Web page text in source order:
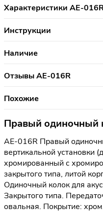
Характеристики AE-
Инструкции
Наличие
Отзывы AE-016R
Похожие
Правый одиночный
AE-016R Правый
вертикальной установки
хромированный с
закрытого типа, литой
Одиночный колок для
Закрытого типа.
овальная. Покрытие: